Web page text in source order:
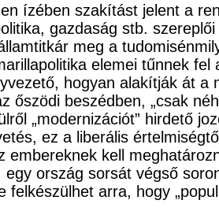
ízében szakítást jelent a
gazdaság stb.
meg a
elemei tűnnek
hogyan alakítják át
beszédben, „csak
„modernizációt” hirdető
ez a liberális
kell
ország sorsát végső
arra, hogy